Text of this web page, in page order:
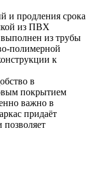
и продления срока
из ПВХ
из трубы
полимерной
к
в
покрытием
важно в
придаёт
позволяет